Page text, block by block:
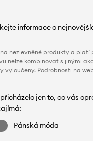
informace o
nezlevněné produkty a platí
nelze kombinovat s jinými
vyloučeny. Podrobnosti na
jen to, co vás
Pánská móda